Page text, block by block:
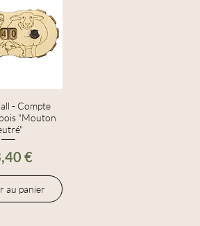
rapide
- Compte
"Mouton
€
au panier